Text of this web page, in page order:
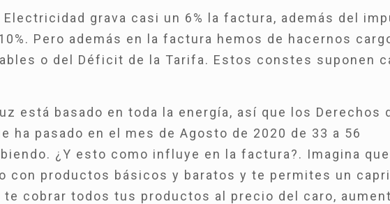
grava casi un 6% la factura, además del
Pero además en la factura hemos de hacernos
o del Déficit de la Tarifa. Estos constes suponen
está basado en toda la energía, así que los Derechos
ha pasado en el mes de Agosto de 2020 de 33 a 56
¿Y esto como influye en la factura?. Imagina
con productos básicos y baratos y te permites un
te cobrar todos tus productos al precio del caro,